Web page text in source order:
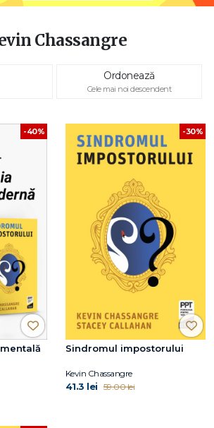
Chassangre
Ordonează
Cele mai noi descendent
-40% -30%
Sindromul impostorului
Kevin Chassangre
41.3 lei 59.00 lei